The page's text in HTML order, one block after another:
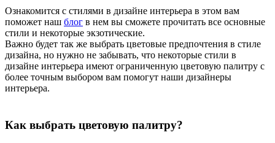
Ознакомится с стилями в дизайне интерьера в этом вам
поможет наш блог в нем вы сможете прочитать все основные
стили и некоторые экзотические.
Важно будет так же выбрать цветовые предпочтения в стиле
дизайна, но нужно не забывать, что некоторые стили в
дизайне интерьера имеют ограниченную цветовую палитру с
более точным выбором вам помогут наши дизайнеры
интерьера.
Как выбрать цветовую палитру?